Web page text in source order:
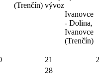
(Trenčín) vývoz
Ivanovce
- Dolina,
Ivanovce
(Trenčín)
21
28